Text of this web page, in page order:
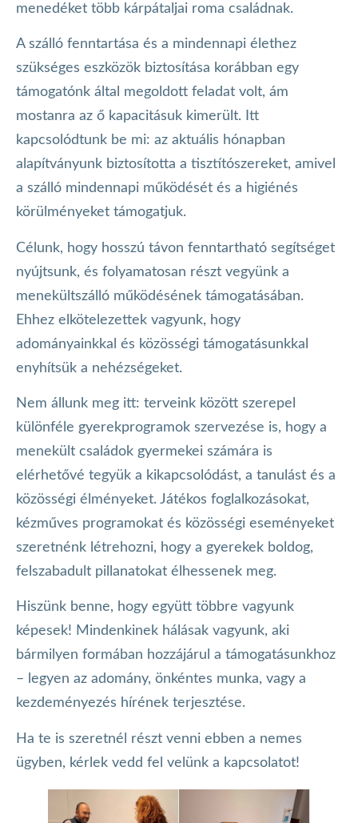
menedéket több kárpátaljai roma családnak.
A szálló fenntartása és a mindennapi élethez
szükséges eszközök biztosítása korábban egy
támogatónk által megoldott feladat volt, ám
mostanra az ő kapacitásuk kimerült. Itt
kapcsolódtunk be mi: az aktuális hónapban
alapítványunk biztosította a tisztítószereket, amivel
a szálló mindennapi működését és a higiénés
körülményeket támogatjuk.
Célunk, hogy hosszú távon fenntartható segítséget
nyújtsunk, és folyamatosan részt vegyünk a
menekültszálló működésének támogatásában.
Ehhez elkötelezettek vagyunk, hogy
adományainkkal és közösségi támogatásunkkal
enyhítsük a nehézségeket.
Nem állunk meg itt: terveink között szerepel
különféle gyerekprogramok szervezése is, hogy a
menekült családok gyermekei számára is
elérhetővé tegyük a kikapcsolódást, a tanulást és a
közösségi élményeket. Játékos foglalkozásokat,
kézműves programokat és közösségi eseményeket
szeretnénk létrehozni, hogy a gyerekek boldog,
felszabadult pillanatokat élhessenek meg.
Hiszünk benne, hogy együtt többre vagyunk
képesek! Mindenkinek hálásak vagyunk, aki
bármilyen formában hozzájárul a támogatásunkhoz
– legyen az adomány, önkéntes munka, vagy a
kezdeményezés hírének terjesztése.
Ha te is szeretnél részt venni ebben a nemes
ügyben, kérlek vedd fel velünk a kapcsolatot!